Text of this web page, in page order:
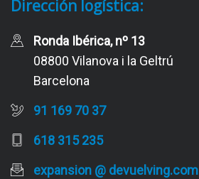
Dirección logística:
Ronda Ibérica, nº 13
08800 Vilanova i la Geltrú
Barcelona
91 169 70 37
618 315 235
expansion @ devuelving.com